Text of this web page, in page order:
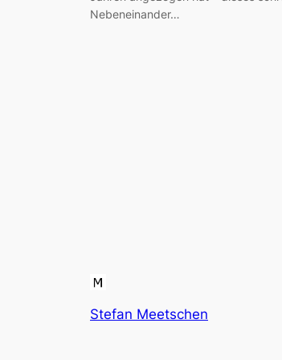
Nebeneinander…
Stefan Meetschen